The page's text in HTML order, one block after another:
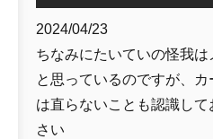
2024/04/23
ちなみにたいていの怪我
と思っているのですが、
は直らないことも認識し
さい